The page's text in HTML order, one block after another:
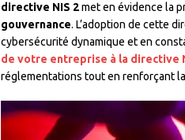
directive NIS 2met en évidence la
gouvernance. L’adoption de cette
cybersécurité dynamique et en
de votre entreprise à la directive
réglementations tout en renforçant